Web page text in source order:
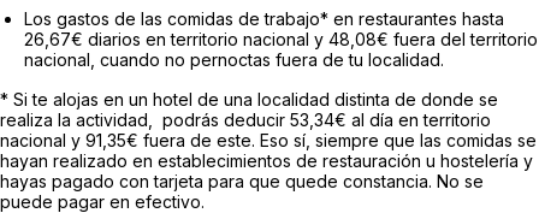
Los gastos de las comidas de trabajo* en restaurantes hasta
26,67€ diarios en territorio nacional y 48,08€ fuera del territorio
nacional, cuando no pernoctas fuera de tu localidad.
* Si te alojas en un hotel de una localidad distinta de donde se
realiza la actividad, podrás deducir 53,34€ al día en territorio
nacional y 91,35€ fuera de este. Eso sí, siempre que las comidas se
hayan realizado en establecimientos de restauración u hostelería y
hayas pagado con tarjeta para que quede constancia. No se
puede pagar en efectivo.